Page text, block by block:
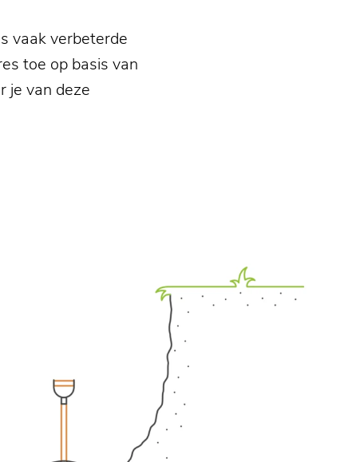
vaak verbeterde
toe op basis van
je van deze